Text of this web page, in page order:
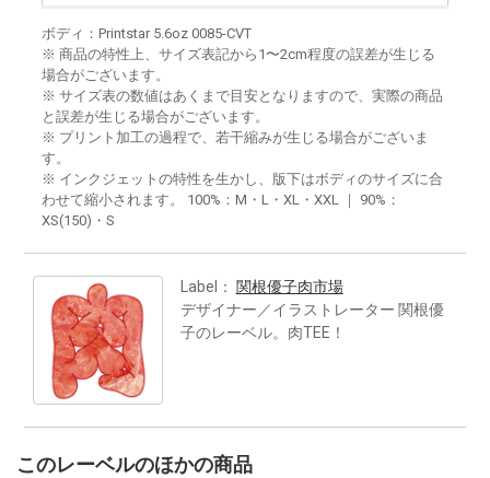
ボディ：Printstar 5.6oz 0085-CVT
※ 商品の特性上、サイズ表記から1〜2cm程度の誤差が生じる
場合がございます。
※ サイズ表の数値はあくまで目安となりますので、実際の商品
と誤差が生じる場合がございます。
※ プリント加工の過程で、若干縮みが生じる場合がございま
す。
※ インクジェットの特性を生かし、版下はボディのサイズに合
わせて縮小されます。 100%：M・L・XL・XXL ｜ 90%：
XS(150)・S
Label： 関根優子肉市場
デザイナー／イラストレーター 関根優
子のレーベル。肉TEE！
このレーベルのほかの商品